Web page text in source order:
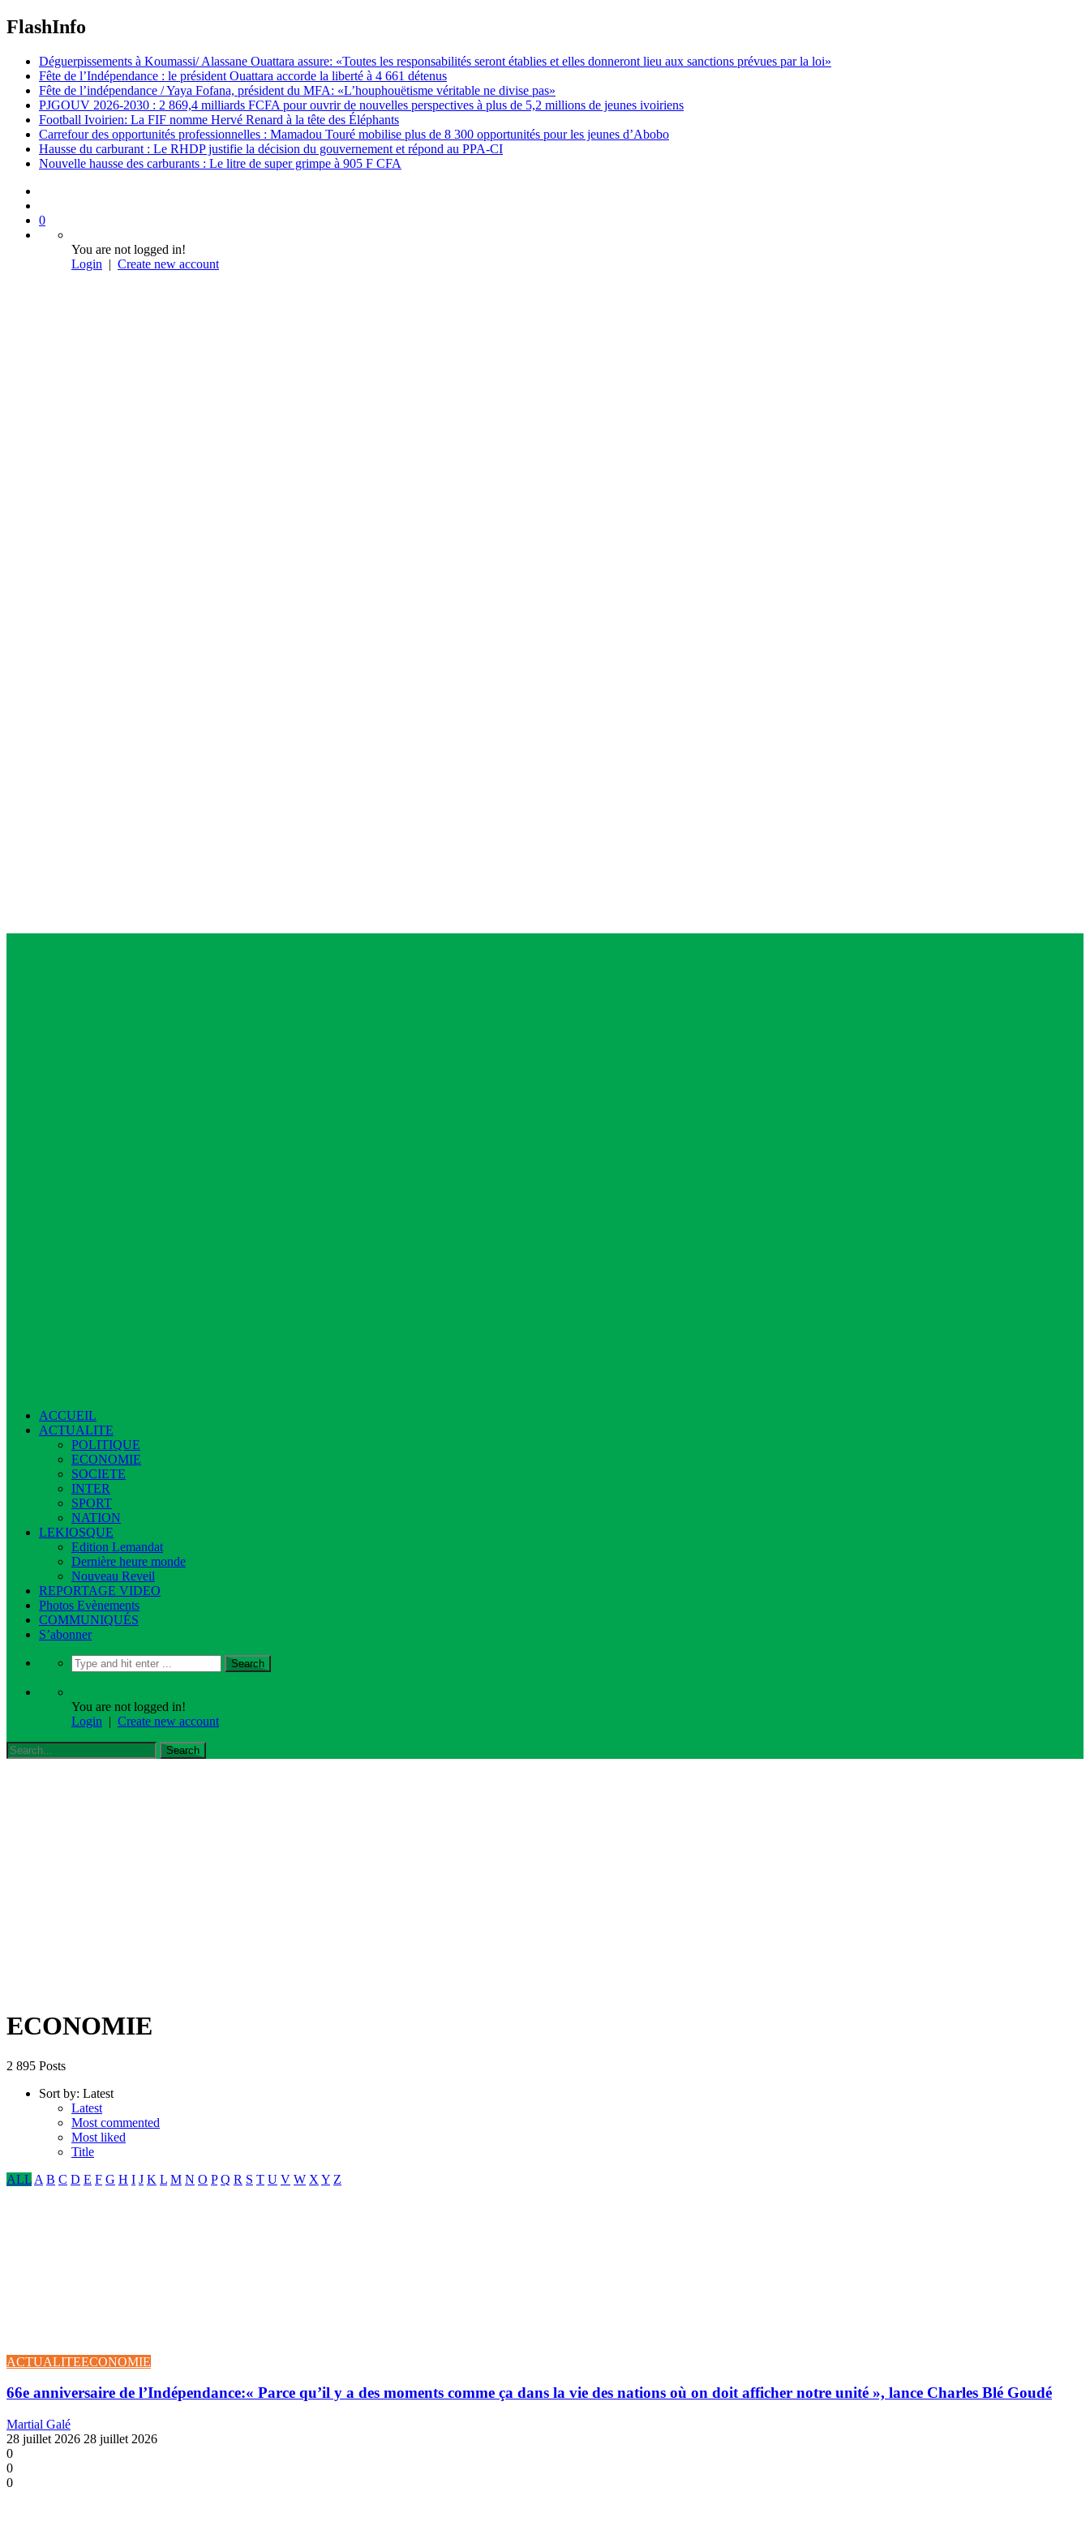
FlashInfo
Déguerpissements à Koumassi/ Alassane Ouattara assure: «Toutes les responsabilités seront établies et elles donneront lieu aux sanctions prévues par la loi»
Fête de l’Indépendance : le président Ouattara accorde la liberté à 4 661 détenus
Fête de l’indépendance / Yaya Fofana, président du MFA: «L’houphouëtisme véritable ne divise pas»
PJGOUV 2026-2030 : 2 869,4 milliards FCFA pour ouvrir de nouvelles perspectives à plus de 5,2 millions de jeunes ivoiriens
Football Ivoirien: La FIF nomme Hervé Renard à la tête des Éléphants
Carrefour des opportunités professionnelles : Mamadou Touré mobilise plus de 8 300 opportunités pour les jeunes d’Abobo
Hausse du carburant : Le RHDP justifie la décision du gouvernement et répond au PPA-CI
Nouvelle hausse des carburants : Le litre de super grimpe à 905 F CFA
0
You are not logged in!
Login | Create new account
ACCUEIL
ACTUALITE
POLITIQUE
ECONOMIE
SOCIETE
INTER
SPORT
NATION
LEKIOSQUE
Edition Lemandat
Dernière heure monde
Nouveau Reveil
REPORTAGE VIDEO
Photos Evènements
COMMUNIQUÉS
S’abonner
You are not logged in!
Login | Create new account
ECONOMIE
2 895 Posts
Sort by: Latest
Latest
Most commented
Most liked
Title
ALL A B C D E F G H I J K L M N O P Q R S T U V W X Y Z
ACTUALITEECONOMIE
66e anniversaire de l’Indépendance:« Parce qu’il y a des moments comme ça dans la vie des nations où on doit afficher notre unité », lance Charles Blé Goudé
Martial Galé
28 juillet 2026 28 juillet 2026
0
0
0